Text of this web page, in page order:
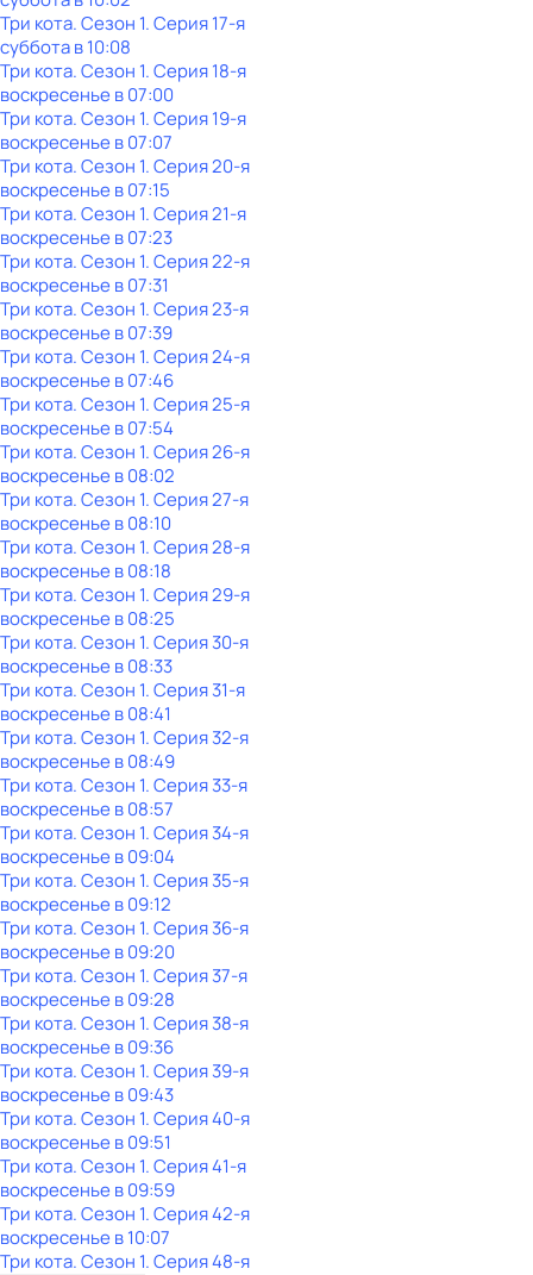
Три кота. Сезон 1. Серия 17-я
субботав10:08
Три кота. Сезон 1. Серия 18-я
воскресенье в07:00
Три кота. Сезон 1. Серия 19-я
воскресенье в07:07
Три кота. Сезон 1. Серия 20-я
воскресенье в07:15
Три кота. Сезон 1. Серия 21-я
воскресенье в07:23
Три кота. Сезон 1. Серия 22-я
воскресенье в07:31
Три кота. Сезон 1. Серия 23-я
воскресенье в07:39
Три кота. Сезон 1. Серия 24-я
воскресенье в07:46
Три кота. Сезон 1. Серия 25-я
воскресенье в07:54
Три кота. Сезон 1. Серия 26-я
воскресенье в08:02
Три кота. Сезон 1. Серия 27-я
воскресенье в08:10
Три кота. Сезон 1. Серия 28-я
воскресенье в08:18
Три кота. Сезон 1. Серия 29-я
воскресенье в08:25
Три кота. Сезон 1. Серия 30-я
воскресенье в08:33
Три кота. Сезон 1. Серия 31-я
воскресенье в08:41
Три кота. Сезон 1. Серия 32-я
воскресенье в08:49
Три кота. Сезон 1. Серия 33-я
воскресенье в08:57
Три кота. Сезон 1. Серия 34-я
воскресенье в09:04
Три кота. Сезон 1. Серия 35-я
воскресенье в09:12
Три кота. Сезон 1. Серия 36-я
воскресенье в09:20
Три кота. Сезон 1. Серия 37-я
воскресенье в09:28
Три кота. Сезон 1. Серия 38-я
воскресенье в09:36
Три кота. Сезон 1. Серия 39-я
воскресенье в09:43
Три кота. Сезон 1. Серия 40-я
воскресенье в09:51
Три кота. Сезон 1. Серия 41-я
воскресенье в09:59
Три кота. Сезон 1. Серия 42-я
воскресенье в10:07
Три кота. Сезон 1. Серия 48-я